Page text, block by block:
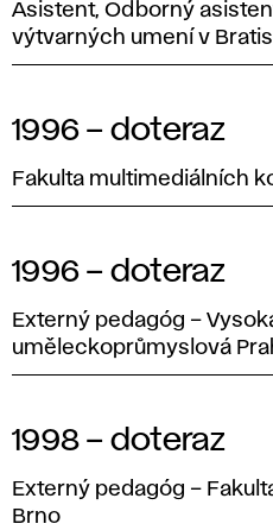
Asistent, Odborný
výtvarných umení v
1996 – doteraz
Fakulta multimediálních
1996 – doteraz
Externý pedagóg –
uměleckoprůmyslová
1998 – doteraz
Externý pedagóg –
Brno